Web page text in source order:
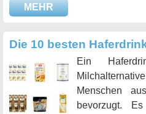
MEHR
Die 10 besten
Ein
Menschen
bevorzugt.